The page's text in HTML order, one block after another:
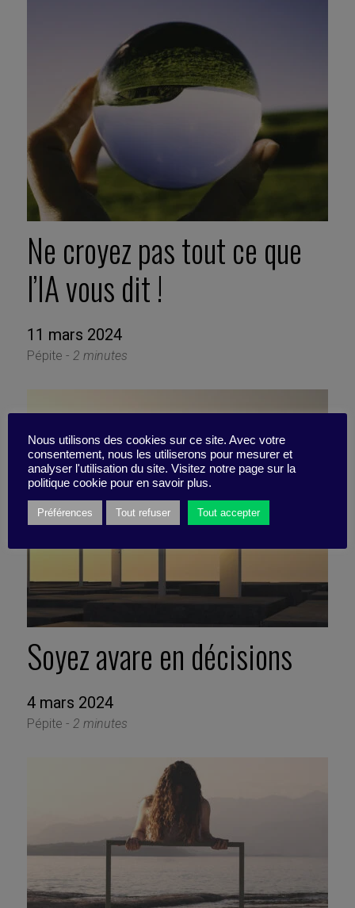
Ne croyez pas tout ce que
l’IA vous dit !
11 mars 2024
Pépite - 2 minutes
Soyez avare en décisions
4 mars 2024
Pépite - 2 minutes
Nous utilisons des cookies sur ce site. Avec votre
consentement, nous les utiliserons pour mesurer et
analyser l'utilisation du site. Visitez notre page sur la
politique cookie pour en savoir plus.
Préférences Tout refuser Tout accepter